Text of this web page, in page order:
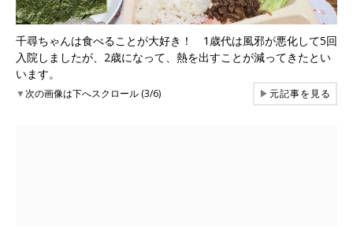
千尋ちゃんは食べることが大好き！ 1歳代は風邪が悪化して5回
入院しましたが、2歳になって、熱を出すことが減ってきたとい
います。
▼次の画像は下へスクロール (3/6) ▶元記事を見る